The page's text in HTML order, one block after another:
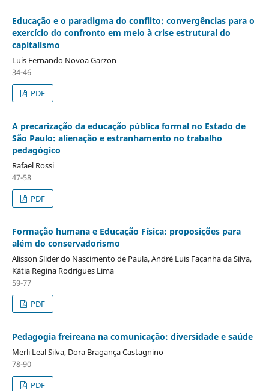
Educação e o paradigma do conflito: convergências para o
exercício do confronto em meio à crise estrutural do
capitalismo
Luis Fernando Novoa Garzon
34-46
PDF
A precarização da educação pública formal no Estado de
São Paulo: alienação e estranhamento no trabalho
pedagógico
Rafael Rossi
47-58
PDF
Formação humana e Educação Física: proposições para
além do conservadorismo
Alisson Slider do Nascimento de Paula, André Luis Façanha da Silva,
Kátia Regina Rodrigues Lima
59-77
PDF
Pedagogia freireana na comunicação: diversidade e saúde
Merli Leal Silva, Dora Bragança Castagnino
78-90
PDF